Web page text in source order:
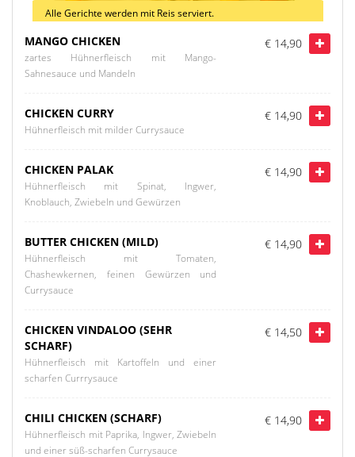
Alle Gerichte werden mit Reis serviert.
MANGO CHICKEN
zartes Hühnerfleisch mit Mango-
Sahnesauce und Mandeln
€ 14,90
CHICKEN CURRY
Hühnerfleisch mit milder Currysauce
€ 14,90
CHICKEN PALAK
Hühnerfleisch mit Spinat, Ingwer,
Knoblauch, Zwiebeln und Gewürzen
€ 14,90
BUTTER CHICKEN (MILD)
Hühnerfleisch mit Tomaten,
Chashewkernen, feinen Gewürzen und
Currysauce
€ 14,90
CHICKEN VINDALOO (SEHR
SCHARF)
Hühnerfleisch mit Kartoffeln und einer
scharfen Currrysauce
€ 14,50
CHILI CHICKEN (SCHARF)
Hühnerfleisch mit Paprika, Ingwer, Zwiebeln
und einer süß-scharfen Currysauce
€ 14,90